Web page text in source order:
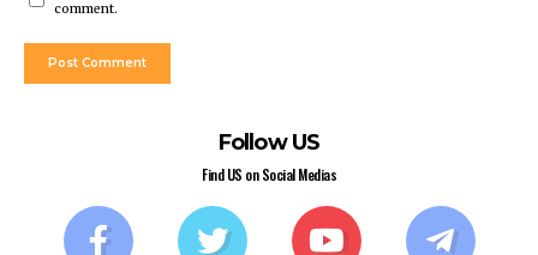
comment.
Follow US
Find US on Social Medias